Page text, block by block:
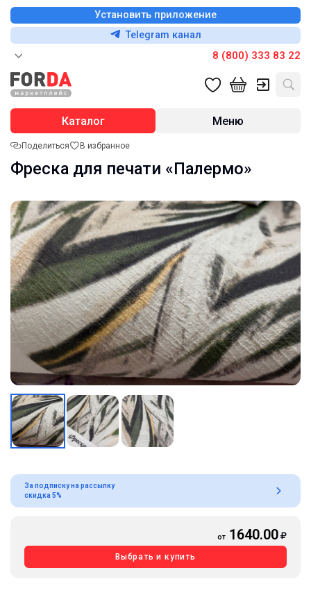
Установить приложение
Telegram канал
8 (800) 333 83 22
Каталог Меню
Поделиться В избранное
Фреска для печати «Палермо»
За подписку на рассылку
скидка 5%
от 1640.00
Выбрать и купить